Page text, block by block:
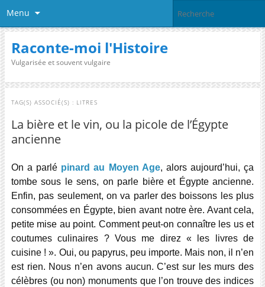
Menu
Raconte-moi l'Histoire
Vulgarisée et souvent vulgaire
TAG(S) ASSOCIÉ(S) : LITRES
La bière et le vin, ou la picole de l’Égypte
ancienne
On a parlé pinard au Moyen Age, alors aujourd’hui, ça
tombe sous le sens, on parle bière et Égypte ancienne.
Enfin, pas seulement, on va parler des boissons les plus
consommées en Égypte, bien avant notre ère. Avant cela,
petite mise au point. Comment peut-on connaître les us et
coutumes culinaires ? Vous me direz « les livres de
cuisine ! ». Oui, ou papyrus, peu importe. Mais non, il n’en
est rien. Nous n’en avons aucun. C’est sur les murs des
célèbres (ou non) monuments que l’on trouve des indices